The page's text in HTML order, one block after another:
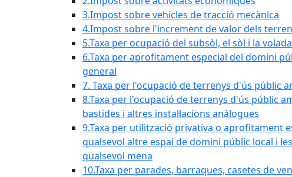
3.Impost sobre vehicles de tracció mecànica
4.Impost sobre l'increment de valor dels
5.Taxa per ocupació del subsòl, el sòl i la
6.Taxa per aprofitament especial del domini
general
7. Taxa per l'ocupació de terrenys d'ús públic
8.Taxa per l'ocupació de terrenys d'ús públic
bastides i altres instal·lacions anàlogues
9.Taxa per utilització privativa o aprofitament
qualsevol altre espai de domini públic local i
qualsevol mena
10.Taxa per parades, barraques, casetes de